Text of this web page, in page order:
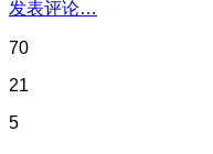
发表评论…
70
21
5